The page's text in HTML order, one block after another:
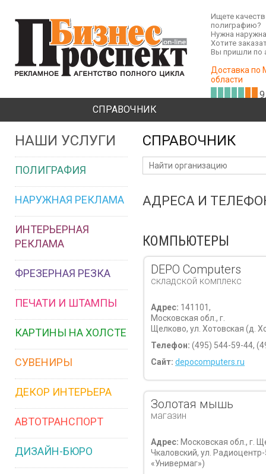
Ищете
полиграфию?
Нужна
Хотите
Вы пришли по
Доставка по
области
СПРАВОЧНИК
НАШИ УСЛУГИ
ПОЛИГРАФИЯ
НАРУЖНАЯ РЕКЛАМА
ИНТЕРЬЕРНАЯ
РЕКЛАМА
ФРЕЗЕРНАЯ РЕЗКА
ПЕЧАТИ И ШТАМПЫ
КАРТИНЫ НА ХОЛСТЕ
СУВЕНИРЫ
ДЕКОР ИНТЕРЬЕРА
АВТОТРАНСПОРТ
ДИЗАЙН-БЮРО
СПРАВОЧНИК
АДРЕСА И
КОМПЬЮТЕРЫ
DEPO Computers
складской комплекс
Адрес: 141101,
Московская обл., г.
Щелково, ул. Хотовская (д.
Телефон: (495) 544-59-44,
Сайт: depocomputers.ru
Золотая мышь
магазин
Адрес: Московская обл., г.
Чкаловский, ул.
«Универмаг»)